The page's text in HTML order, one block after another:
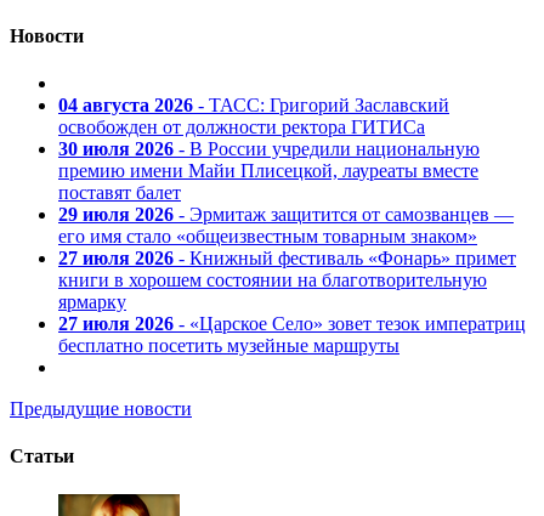
Новости
04 августа 2026 - ТАСС: Григорий Заславский
освобожден от должности ректора ГИТИСа
30 июля 2026 - В России учредили национальную
премию имени Майи Плисецкой, лауреаты вместе
поставят балет
29 июля 2026 - Эрмитаж защитится от самозванцев —
его имя стало «общеизвестным товарным знаком»
27 июля 2026 - Книжный фестиваль «Фонарь» примет
книги в хорошем состоянии на благотворительную
ярмарку
27 июля 2026 - «Царское Село» зовет тезок императриц
бесплатно посетить музейные маршруты
Предыдущие новости
Статьи